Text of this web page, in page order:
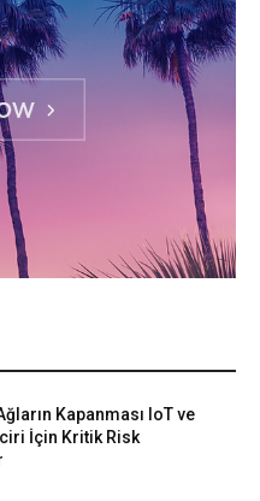
Kapanması IoT ve
İçin Kritik Risk